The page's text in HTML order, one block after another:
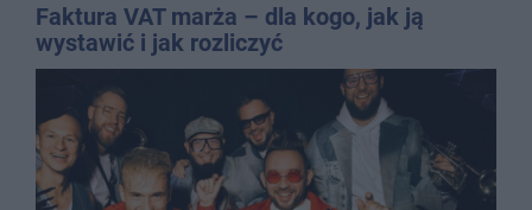
Faktura VAT marża – dla kogo, jak ją
wystawić i jak rozliczyć